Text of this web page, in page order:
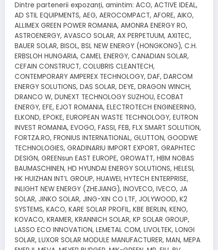
Dintre partenerii expozanți, amintim: ACO, ACTIVE IDEAL,
AD STIL EQUIPMENTS, AEG, AEROCOMPACT, AFORE, AIKO,
ALLIMEX GREEN POWER ROMANIA, AMONRA ENERGY RO,
ASTROENERGY, AVASCO SOLAR, AX PERPETUUM, AXITEC,
BAUER SOLAR, BISOL, BSL NEW ENERGY (HONGKONG), C.H.
ERBSLOH HUNGARIA, CAMEL ENERGY, CANADIAN SOLAR,
CEFAIN CONSTRUCT, COLUBRIS CLEANTECH,
CONTEMPORARY AMPEREX TECHNOLOGY, DAF, DARCOM
ENERGY SOLUTIONS, DAS SOLAR, DEYE, DRAGON WINCH,
DRANCO W, DUNEXT TECHNOLOGY SUZHOU, ECOBAT
ENERGY, EFE, EJOT ROMANIA, ELECTROTECH ENGINEERING,
ELKOND, EPOKE, EUROPEAN WASTE TECHNOLOGY, EUTRON
INVEST ROMANIA, EVOGO, FASSI, FEB, FLX SMART SOLUTION,
FORTZA.RO, FRONIUS INTERNATIONAL, GLUTTON, GOODWE
TECHNOLOGIES, GRADINARIU IMPORT EXPORT, GRAPHTEC
DESIGN, GREENsun EAST EUROPE, GROWATT, HBM NOBAS
BAUMASCHINEN, HD HYUNDAI ENERGY SOLUTIONS, HELESI,
HK HUIZHAN INT’L GROUP, HUAWEI, HYTECH ENTERPRISE,
INLIGHT NEW ENERGY (ZHEJIANG), INOVECO, IVECO, JA
SOLAR, JINKO SOLAR, JING-XIN CO LTF, JOLYWOOD, K2
SYSTEMS, KACO, KARE SOLAR PROFIL, KBE BERLIN, KENO,
KOVACO, KRAMER, KRANNICH SOLAR, KP SOLAR GROUP,
LASSO ECO INNOVATION, LEMETAL COM, LIVOLTEK, LONGI
SOLAR, LUXOR SOLAR MODULE MANUFACTURER, MAN, MEPA